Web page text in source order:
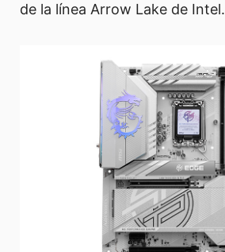
de la línea Arrow Lake de Intel.